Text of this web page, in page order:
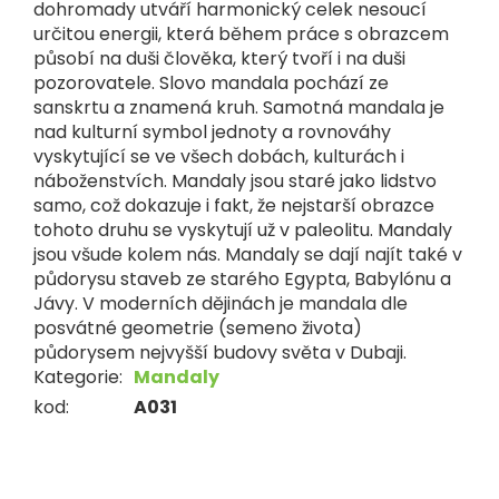
dohromady utváří harmonický celek nesoucí
určitou energii, která během práce s obrazcem
působí na duši člověka, který tvoří i na duši
pozorovatele. Slovo mandala pochází ze
sanskrtu a znamená kruh. Samotná mandala je
nad kulturní symbol jednoty a rovnováhy
vyskytující se ve všech dobách, kulturách i
náboženstvích. Mandaly jsou staré jako lidstvo
samo, což dokazuje i fakt, že nejstarší obrazce
tohoto druhu se vyskytují už v paleolitu. Mandaly
jsou všude kolem nás. Mandaly se dají najít také v
půdorysu staveb ze starého Egypta, Babylónu a
Jávy. V moderních dějinách je mandala dle
posvátné geometrie (semeno života)
půdorysem nejvyšší budovy světa v Dubaji.
Kategorie: Mandaly
kod: A031